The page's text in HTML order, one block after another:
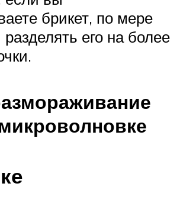
брикет, по мере
его на более